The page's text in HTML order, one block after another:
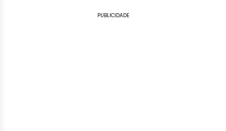
PUBLICIDADE